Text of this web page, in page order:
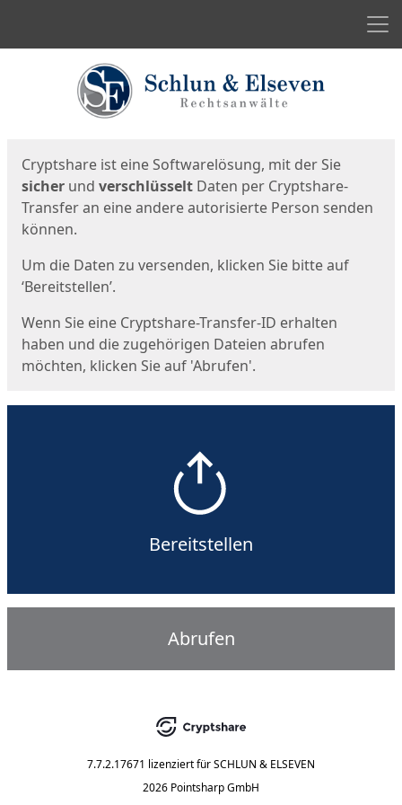
Cryptshare ist eine Softwarelösung, mit der Sie
sicher und verschlüsselt Daten per Cryptshare-
Transfer an eine andere autorisierte Person senden
können.
Um die Daten zu versenden, klicken Sie bitte auf
‘Bereitstellen’.
Wenn Sie eine Cryptshare-Transfer-ID erhalten
haben und die zugehörigen Dateien abrufen
möchten, klicken Sie auf 'Abrufen'.
Bereitstellen
Abrufen
7.7.2.17671 lizenziert fürSCHLUN & ELSEVEN
2026 Pointsharp GmbH